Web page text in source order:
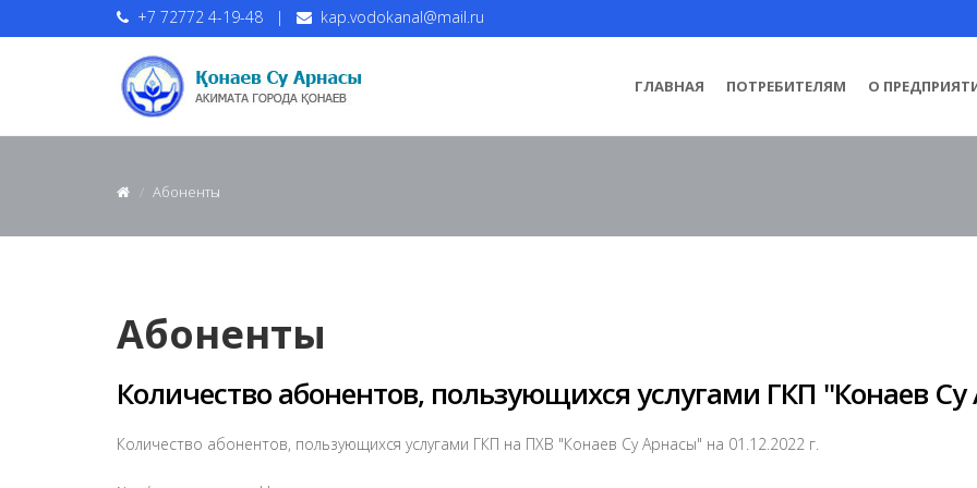
+7 72772 4-19-48 | kap.vodokanal@mail.ru
ГЛАВНАЯ ПОТРЕБИТЕЛЯМ О
Абоненты
Абоненты
Количество абонентов, пользующихся услугами ГКП "Конаев
Количество абонентов, пользующихся услугами ГКП на ПХВ "Конаев Су Арнасы" на 01.12.2022 г.